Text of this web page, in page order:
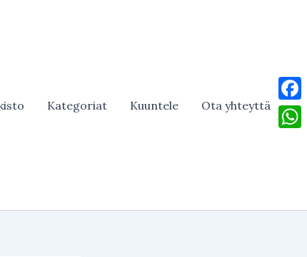
Kategoriat Kuuntele Ota yhteyttä